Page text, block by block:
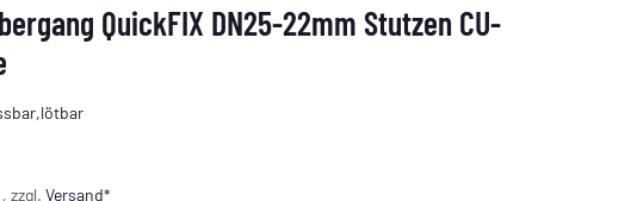
QuickFIX DN25-22mm Stutzen CU-
zzgl. Versand*